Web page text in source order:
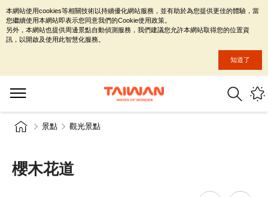
景點 觀光景點
櫻木花道
本網站使用cookies等相關技術以持續優化網站服務，並有助於為您提供更佳的體驗，當
您繼續使用本網站即表示您同意我們的Cookie使用政策。
另外，本網站也提供周邊景點自動偵測服務，我們建議您允許本網站取得您的位置資
訊，以開啟及使用此智慧化服務。
知道了